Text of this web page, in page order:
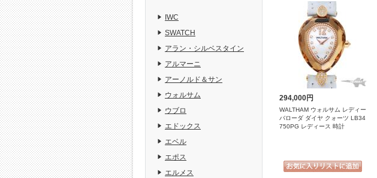
294,000円
WALTHAM ウォルサム レディー
バローダ ダイヤ クォーツ LB34
750PG レディース 時計
IWC
SWATCH
アラン・シルベスタイン
アルマーニ
アーノルド＆サン
ウォルサム
ウブロ
エドックス
エベル
エポス
エルメス